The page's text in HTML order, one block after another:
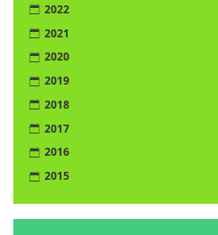
2022
2021
2020
2019
2018
2017
2016
2015